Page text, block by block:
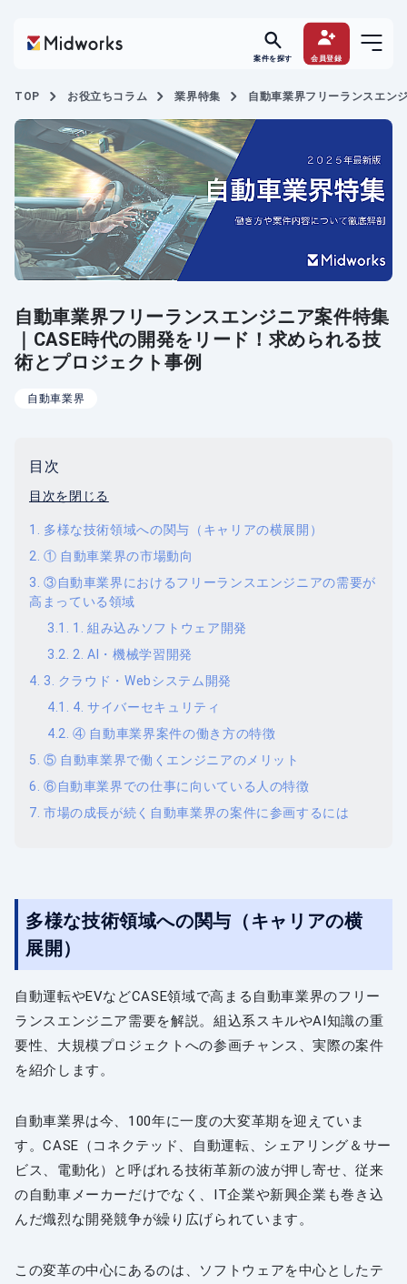
案件を探す 会員登録
TOP お役立ちコラム 業界特集 自動車業界フリーランスエン
自動車業界フリーランスエンジニア案件特集
｜CASE時代の開発をリード！求められる技
術とプロジェクト事例
自動車業界
目次
目次を閉じる
多様な技術領域への関与（キャリアの横展開）
① 自動車業界の市場動向
③自動車業界におけるフリーランスエンジニアの需要が
高まっている領域
1. 組み込みソフトウェア開発
2. AI・機械学習開発
3. クラウド・Webシステム開発
4. サイバーセキュリティ
④ 自動車業界案件の働き方の特徴
⑤ 自動車業界で働くエンジニアのメリット
⑥自動車業界での仕事に向いている人の特徴
市場の成長が続く自動車業界の案件に参画するには
多様な技術領域への関与（キャリアの横
展開）
自動運転やEVなどCASE領域で高まる自動車業界のフリー
ランスエンジニア需要を解説。組込系スキルやAI知識の重
要性、大規模プロジェクトへの参画チャンス、実際の案件
を紹介します。
自動車業界は今、100年に一度の大変革期を迎えていま
す。CASE（コネクテッド、自動運転、シェアリング＆サー
ビス、電動化）と呼ばれる技術革新の波が押し寄せ、従来
の自動車メーカーだけでなく、IT企業や新興企業も巻き込
んだ熾烈な開発競争が繰り広げられています。
この変革の中心にあるのは、ソフトウェアを中心としたテ